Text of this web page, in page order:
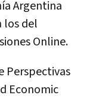
Argentina
los del
Online.
Perspectivas
Economic